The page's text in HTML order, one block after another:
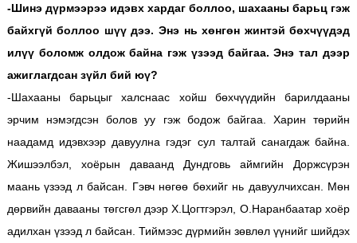
-Шинэ дүрмээрээ идэвх хардаг боллоо, шахааны барьц гэж
байхгүй боллоо шүү дээ. Энэ нь хөнгөн жинтэй бөхчүүдэд
илүү боломж олдож байна гэж үзээд байгаа. Энэ тал дээр
ажиглагдсан зүйл бий юү?
-Шахааны барьцыг халснаас хойш бөхчүүдийн барилдааны
эрчим нэмэгдсэн болов уу гэж бодож байгаа. Харин төрийн
наадамд идэвхээр давуулна гэдэг сул талтай санагдаж байна.
Жишээлбэл, хоёрын даваанд Дундговь аймгийн Доржсүрэн
маань үзээд л байсан. Гэвч нөгөө бөхийг нь давуулчихсан. Мөн
дөрвийн давааны төгсгөл дээр Х.Цогтгэрэл, О.Наранбаатар хоёр
адилхан үзээд л байсан. Тиймээс дүрмийн зөвлөл үүнийг шийдэх